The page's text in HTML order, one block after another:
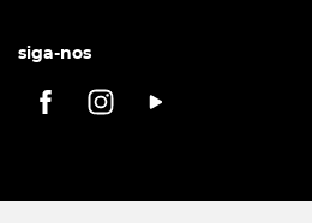
siga-nos